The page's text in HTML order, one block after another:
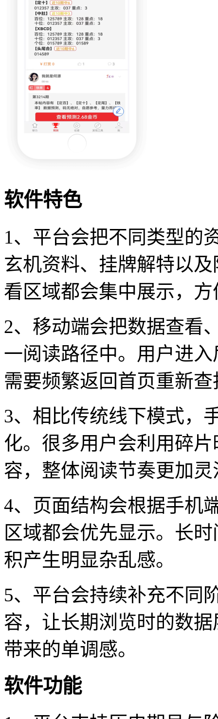
软件特色
1、平台会把不同类型的
玄机资料、挂牌解特以
看区域都会集中展示，
2、移动端会把数据查看
一阅读路径中。用户进
需要频繁返回首页重新查
3、相比传统线下模式，
化。很多用户会利用碎
容，整体阅读节奏更加灵
4、页面结构会根据手机
区域都会优先显示。长
积产生明显杂乱感。
5、平台会持续补充不同
容，让长期浏览时的数
带来的单调感。
软件功能